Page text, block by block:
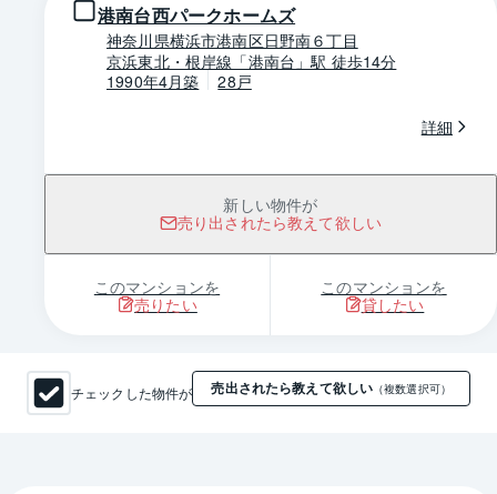
港南台西パークホームズ
神奈川県横浜市港南区日野南６丁目
京浜東北・根岸線「港南台」駅 徒歩14分
1990年4月築
28戸
詳細
新しい物件が
売り出されたら教えて欲しい
このマンションを
売りたい
このマンションを
貸したい
チェックした物件が 売出されたら教えて欲しい （複数選択可）